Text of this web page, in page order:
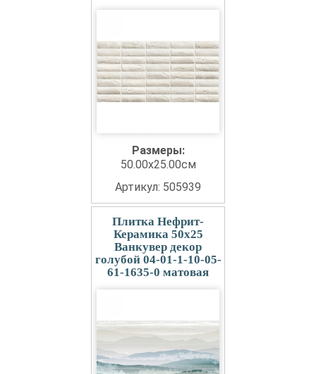
Размеры:
50.00x25.00см
Артикул: 505939
Плитка Нефрит-
Керамика 50x25
Ванкувер декор
голубой 04-01-1-10-05-
61-1635-0 матовая